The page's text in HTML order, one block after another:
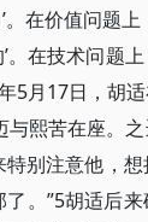
在价值问题上
在技术问题
5月17日，胡
熙苦在座。
别注意他，
。”5胡适后